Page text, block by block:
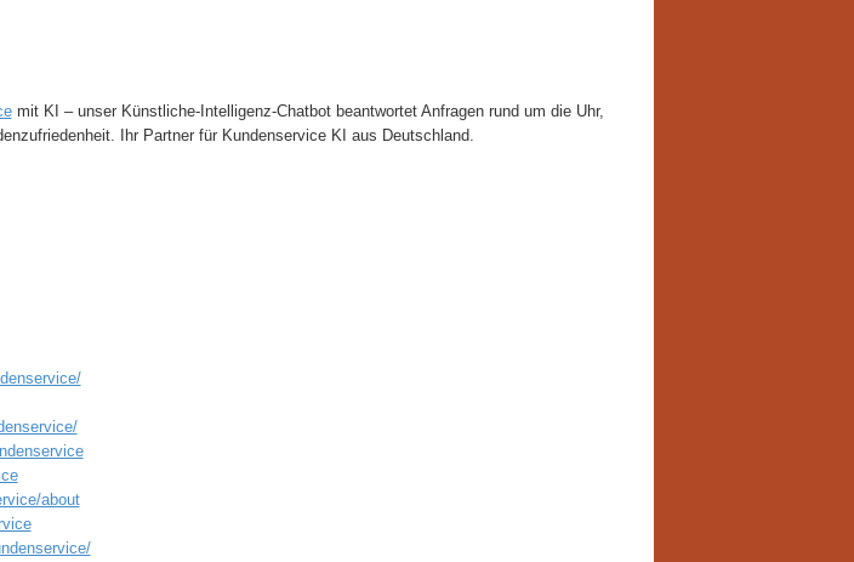
mit KI – unser Künstliche-Intelligenz-Chatbot beantwortet Anfragen rund um die Uhr,
Ihr Partner für Kundenservice KI aus Deutschland.
about